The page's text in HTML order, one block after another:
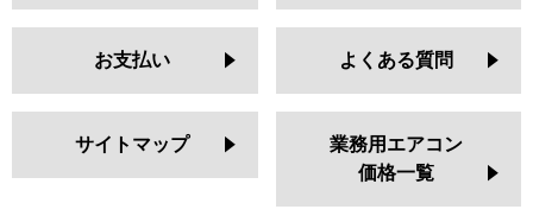
お支払い よくある質問
サイトマップ
業務用エアコン
価格一覧